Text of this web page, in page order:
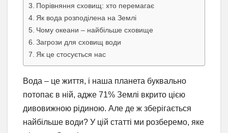
Порівняння сховищ: хто перемагає
Як вода розподілена на Землі
Чому океани – найбільше сховище
Загрози для сховищ води
Як це стосується нас
Вода – це життя, і наша планета буквально
потопає в ній, адже 71% Землі вкрито цією
дивовижною рідиною. Але де ж зберігається
найбільше води? У цій статті ми розберемо, яке